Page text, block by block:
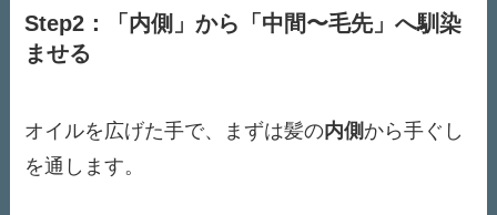
Step2：「内側」から「中間〜毛先」へ馴染
ませる
オイルを広げた手で、まずは髪の内側 から手ぐし
を通します。